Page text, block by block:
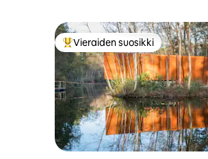
Vieraiden suosikkien
Vieraiden suosikki